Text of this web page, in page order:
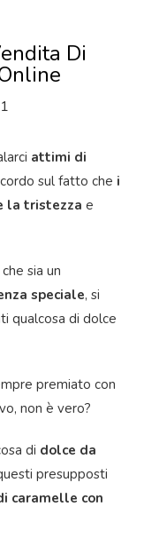
Di
attimi di
sul fatto che i
la tristezza e
sia un
speciale, si
qualcosa di dolce
premiato con
non è vero?
di dolce da
presupposti
caramelle con